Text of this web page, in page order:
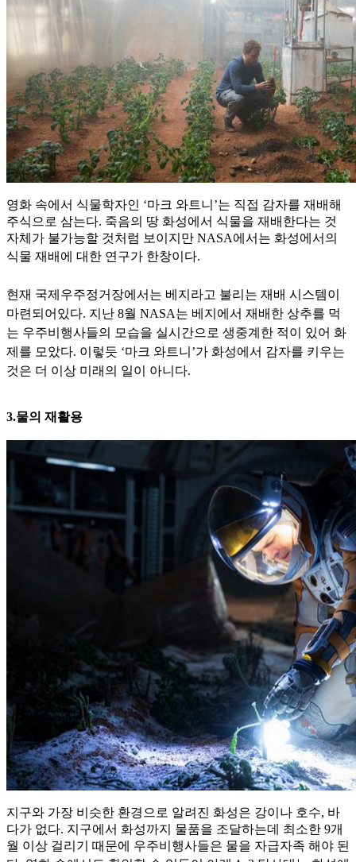
영화 속에서 식물학자인 ‘마크 와트니’는 직접 감자를 재배해
주식으로 삼는다. 죽음의 땅 화성에서 식물을 재배한다는 것
자체가 불가능할 것처럼 보이지만 NASA에서는 화성에서의
식물 재배에 대한 연구가 한창이다.
현재 국제우주정거장에서는 베지라고 불리는 재배 시스템이
마련되어있다. 지난 8월 NASA는 베지에서 재배한 상추를 먹
는 우주비행사들의 모습을 실시간으로 생중계한 적이 있어 화
제 를 모았다. 이렇듯 ‘마크 와트니’가 화성에서 감자를 키우는
것은 더 이상 미래의 일이 아니다.
3.물의 재활용
지구와 가장 비슷한 환경으로 알려진 화성은 강이나 호수, 바
다가 없다. 지구에서 화성까지 물품을 조달하는데 최소한 9개
월 이상 걸리기 때문에 우주비행사들은 물을 자급자족 해야 된